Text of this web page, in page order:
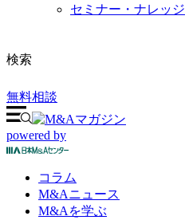
セミナー・ナレッジ
検索
無料相談
powered by
コラム
M&Aニュース
M&Aを学ぶ